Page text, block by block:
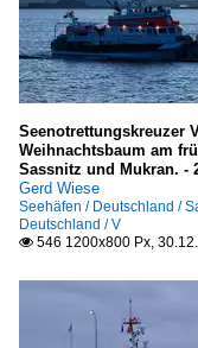
Seenotrettungskreuzer
Weihnachtsbaum am
Sassnitz und Mukran. -
Gerd Wiese
Seehäfen / Deutschland /
Deutschland / V
 546 1200x800 Px,